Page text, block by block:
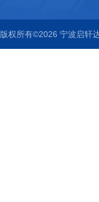
版权所有©2026 宁波启轩